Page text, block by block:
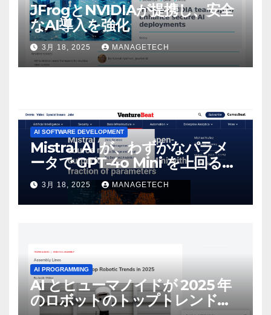
JFrogとNVIDIAが提携し、安全
なAI導入を強化
3月 18, 2025 MANAGETECH
AI SOFTWARE DEVELOPMENT
Mistral AI が、わずかなパラメ
ータで GPT-4o Mini を上回る新
しいオープンソース モデルをリ
リース | VentureBeat
3月 18, 2025 MANAGETECH
AI PROGRAMMING
AI とヒューマノイドが 2025 年
のロボットのトップトレンドに |